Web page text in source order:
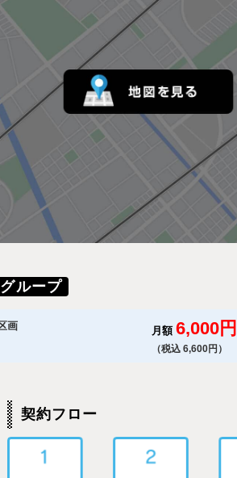
ループ
画 月額 6,000円
（税込 6,600円）
契約フロー